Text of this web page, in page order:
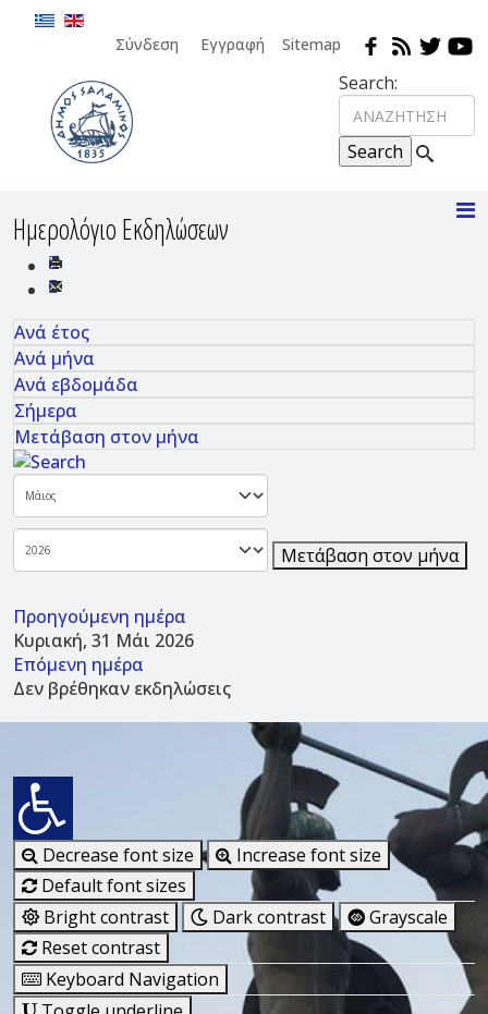
Σύνδεση Εγγραφή Sitemap
Search:
Ημερολόγιο Εκδηλώσεων
Ανά έτος
Ανά μήνα
Ανά εβδομάδα
Σήμερα
Μετάβαση στον μήνα
Μετάβαση στον μήνα
Προηγούμενη ημέρα
Κυριακή, 31 Μάι 2026
Επόμενη ημέρα
Δεν βρέθηκαν εκδηλώσεις
Decrease font size
Increase font size
Default font sizes
Bright contrast
Dark contrast
Grayscale
Reset contrast
Keyboard Navigation